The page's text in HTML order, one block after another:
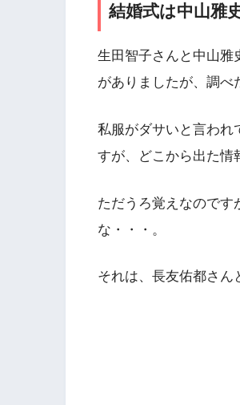
結婚式は中山雅
生田智子さんと中山雅
がありましたが、調べ
私服がダサいと言われ
すが、どこから出た情
ただうろ覚えなのです
な・・・。
それは、長友佑都さん